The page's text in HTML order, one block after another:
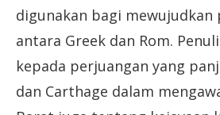
digunakan bagi mewujudkan
antara Greek dan Rom.
kepada perjuangan yang
dan Carthage dalam